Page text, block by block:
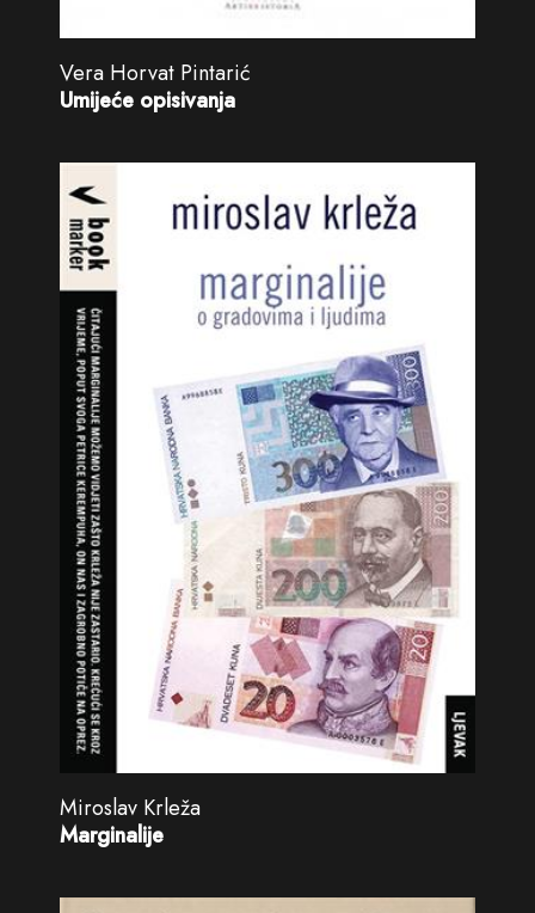
Vera Horvat Pintarić
Umijeće opisivanja
Miroslav Krleža
Marginalije